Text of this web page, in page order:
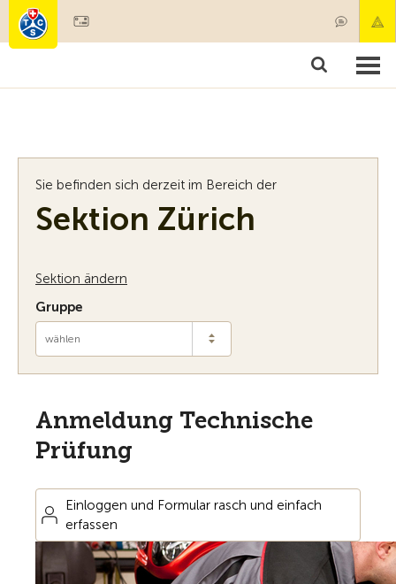
Sie befinden sich derzeit im Bereich der
Sektion Zürich
Sektion ändern
Gruppe
wählen
Anmeldung Technische
Prüfung
Einloggen und Formular rasch und einfach
erfassen